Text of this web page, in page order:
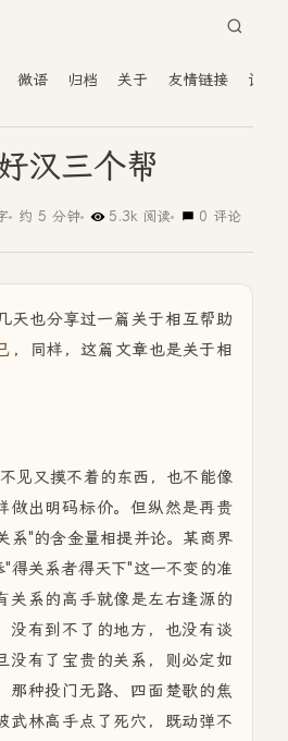
微语 归档 关于 友情链接 读者
汉三个帮
约 5 分钟 5.3k 阅读 0 评论
天也分享过一篇关于相互帮助
，同样，这篇文章也是关于相
见又摸不着的东西，也不能像
做出明码标价。但纵然是再贵
系"的含金量相提并论。某商界
得关系者得天下"这一不变的准
关系的高手就像是左右逢源的
没有到不了的地方，也没有谈
没有了宝贵的关系，则必定如
那种投门无路、四面楚歌的焦
武林高手点了死穴，既动弹不